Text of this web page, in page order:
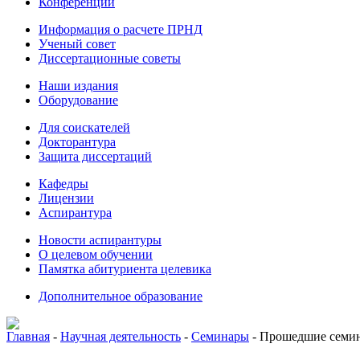
Информация о расчете ПРНД
Ученый совет
Диссертационные советы
Наши издания
Оборудование
Для соискателей
Докторантура
Защита диссертаций
Кафедры
Лицензии
Аспирантура
Новости аспирантуры
О целевом обучении
Памятка абитуриента целевика
Дополнительное образование
Главная - Научная деятельность - Семинары - Прошедшие